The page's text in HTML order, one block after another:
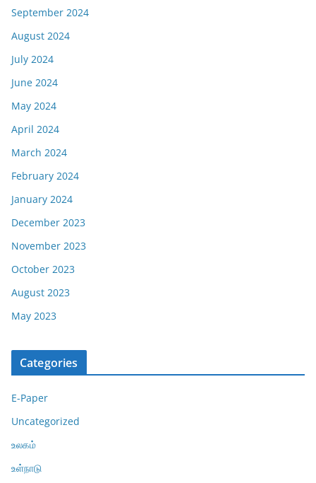
September 2024
August 2024
July 2024
June 2024
May 2024
April 2024
March 2024
February 2024
January 2024
December 2023
November 2023
October 2023
August 2023
May 2023
Categories
E-Paper
Uncategorized
உலகம்
உள்நாடு